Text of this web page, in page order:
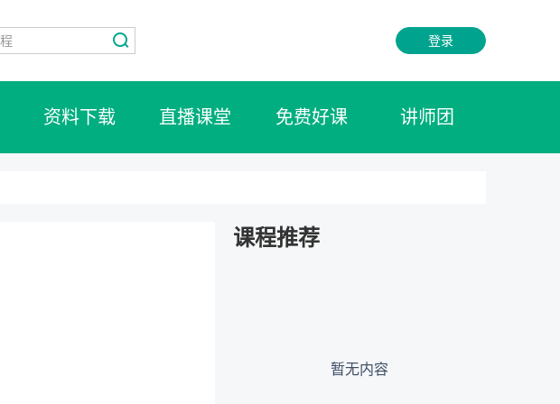
登录
资料下载 直播课堂 免费好课 讲师团
课程推荐
暂无内容